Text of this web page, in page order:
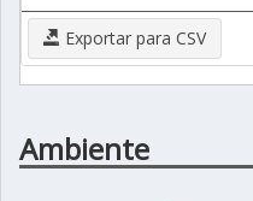
Exportar para CSV
Ambiente